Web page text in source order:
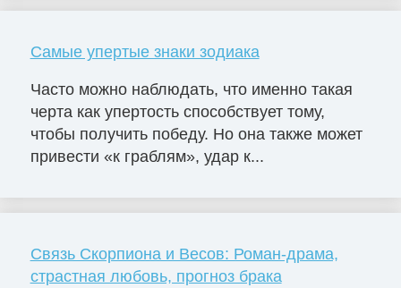
Самые упертые знаки зодиака
Часто можно наблюдать, что именно такая
черта как упертость способствует тому,
чтобы получить победу. Но она также может
привести «к граблям», удар к...
Связь Скорпиона и Весов: Роман-драма,
страстная любовь, прогноз брака